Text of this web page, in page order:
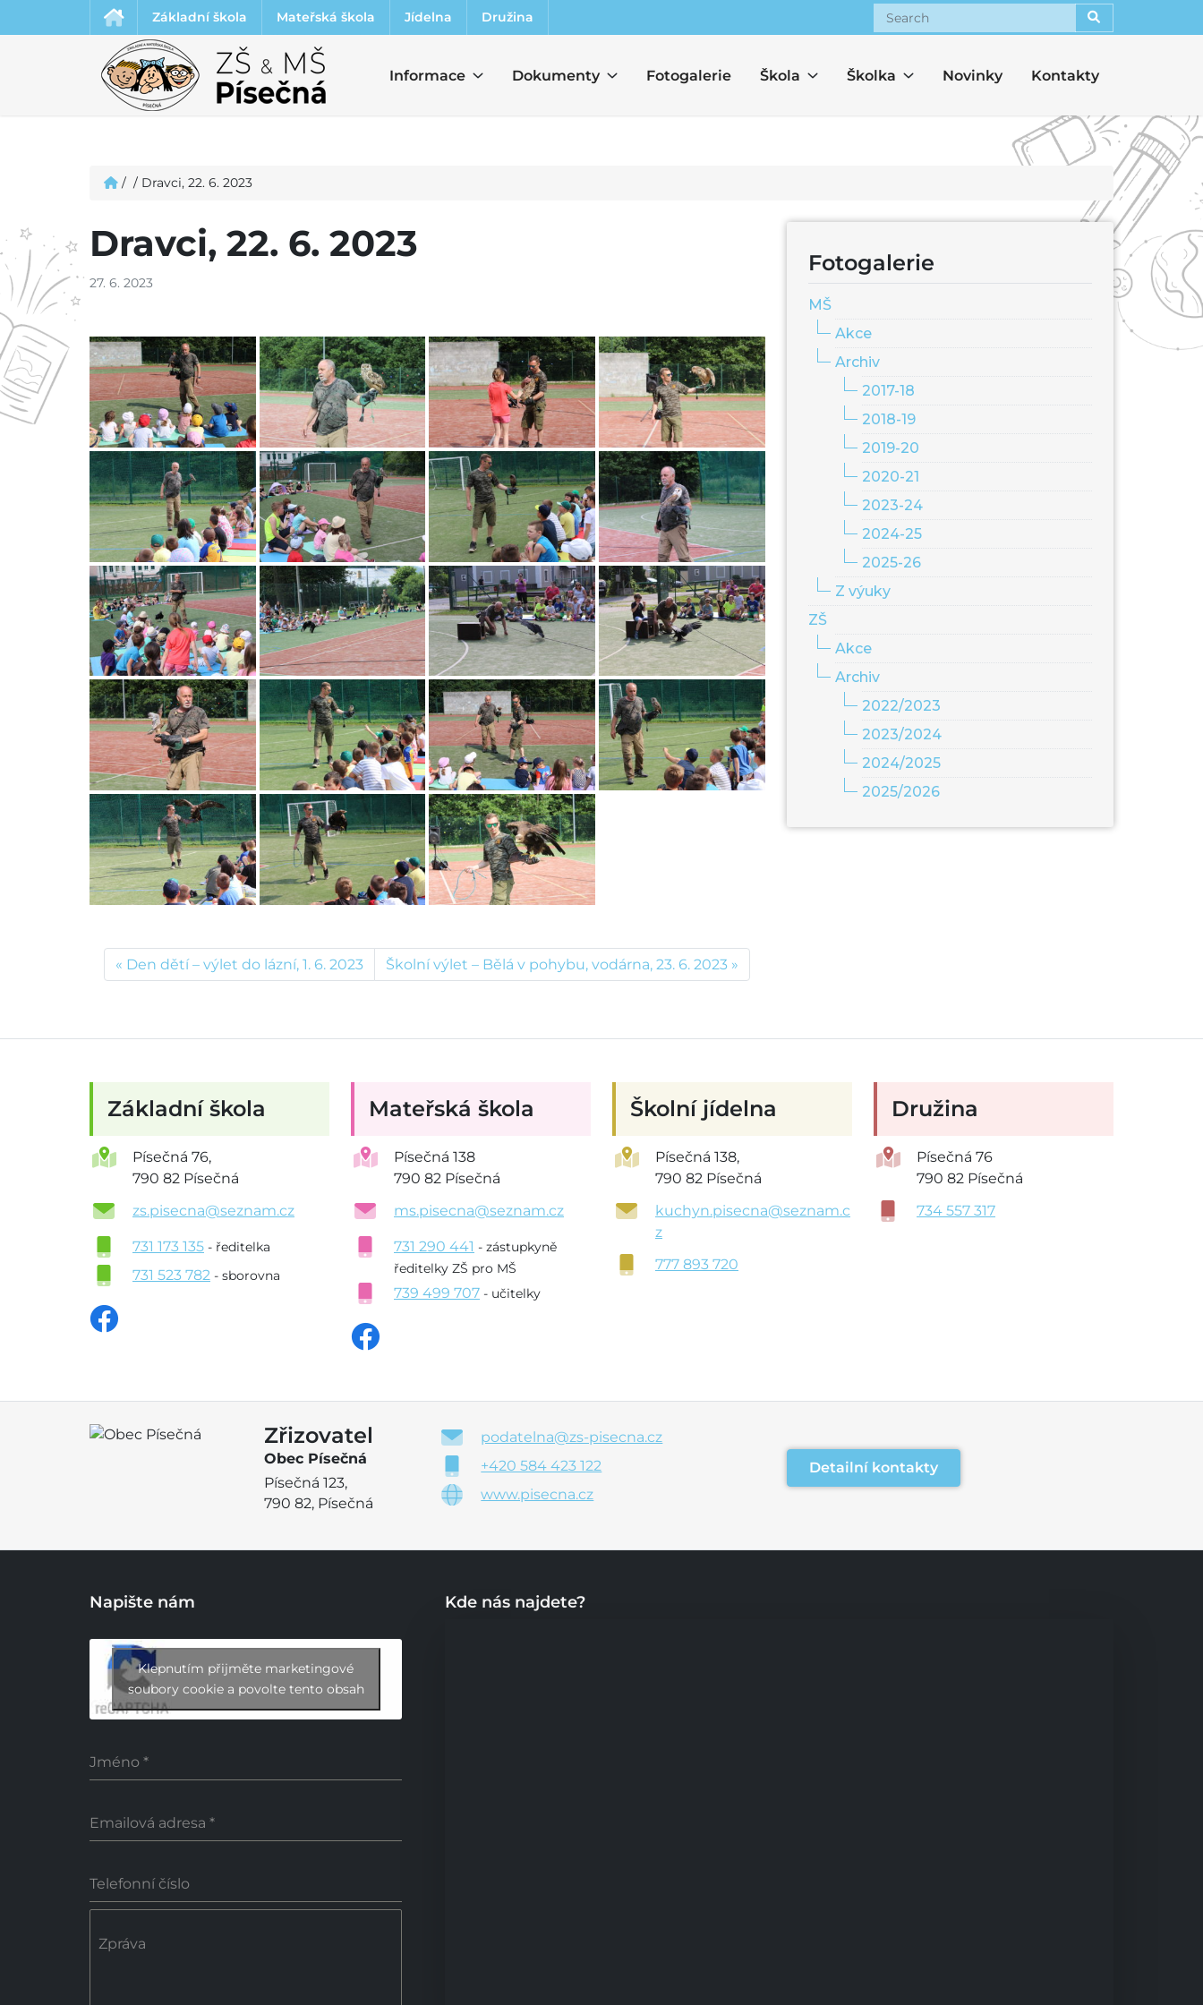
Základní škola Mateřská škola Jídelna
Družina
Search
Informace Dokumenty Fotogalerie Škola Školka Novinky Kontakty
/ / Dravci, 22. 6. 2023
Dravci, 22. 6. 2023
27. 6. 2023
Den dětí – výlet do lázní, 1. 6. 2023 Školní výlet – Bělá v pohybu, vodárna, 23. 6. 2023
Fotogalerie
MŠ
Akce
Archiv
2017-18
2018-19
2019-20
2020-21
2023-24
2024-25
2025-26
Z výuky
ZŠ
Akce
Archiv
2022/2023
2023/2024
2024/2025
2025/2026
Základní škola
Písečná 76,
790 82 Písečná
zs.pisecna@seznam.cz
731 173 135 - ředitelka
731 523 782 - sborovna
Mateřská škola
Písečná 138
790 82 Písečná
ms.pisecna@seznam.cz
731 290 441 - zástupkyně
ředitelky ZŠ pro MŠ
739 499 707 - učitelky
Školní jídelna
Písečná 138,
790 82 Písečná
kuchyn.pisecna@seznam.c
z
777 893 720
Družina
Písečná 76
790 82 Písečná
734 557 317
Zřizovatel
Obec Písečná
Písečná 123,
790 82, Písečná
podatelna@zs-pisecna.cz
+420 584 423 122
www.pisecna.cz
Detailní kontakty
Napište nám
Klepnutím přijměte marketingové
soubory cookie a povolte tento obsah
Jméno *
Emailová adresa *
Telefonní číslo
Zpráva
Kde nás najdete?